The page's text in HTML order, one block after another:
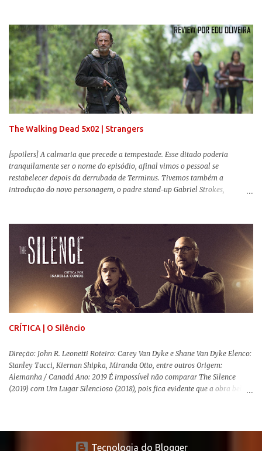
sempre importante levarmos em conta quem assina e qual a função social
da obra. O cinema brasileiro é celeiro de grandes documentaristas, muitos
deles mundialmente reconhecidos. Pensando na variedade de estilos e
estéticas de se fazer documentários, selecionei 5 produções tupiniquins do
gênero que, para mim, são indispensáveis: ▼ Cabra Marcado para Morrer
(1984) , de Eduardo Coutinho Em 1964, devido ao golpe militar, Eduardo
Coutinho (Edifício Master) teve que abandonar as filmagens do
documentário sobre o assassinato do líder camponês Joã...
The Walking Dead 5x02 | Strangers
[spoilers] A calmaria que precede a tempestade. Esse ditado poderia
tranquilamente ser o nome do episódio, afinal vimos o pessoal se
restabelecer depois da derrubada de Terminus. Tivemos também a
introdução do novo personagem, o padre stand-up Gabriel Strokes,
sobre o novo personagem no decorrer da review .
CRÍTICA | O Silêncio
Direção: John R. Leonetti Roteiro: Carey Van Dyke e Shane Van Dyke Elenco:
Stanley Tucci, Kiernan Shipka, Miranda Otto, entre outros Origem:
Alemanha / Canadá Ano: 2019 É impossível não comparar The Silence
(2019) com Um Lugar Silencioso (2018), pois fica evidente que a obra bebe
Terra que estavam presos por séculos em uma caverna recém descoberta,
Tecnologia do Blogger